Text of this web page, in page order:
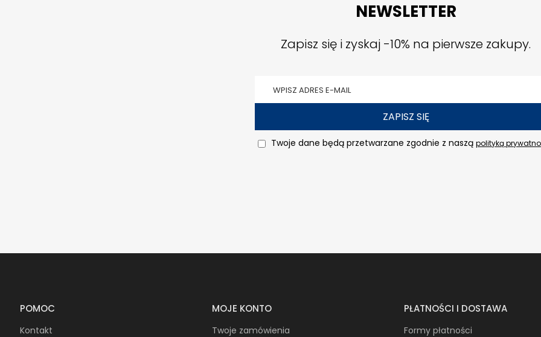
NEWSLETTER
Zapisz się i zyskaj -10% na pierwsze zakupy.
ZAPISZ SIĘ
Twoje dane będą przetwarzane zgodnie z naszą polityką
POMOC
Kontakt
MOJE KONTO
Twoje zamówienia
PŁATNOŚCI I DOSTAWA
Formy płatności